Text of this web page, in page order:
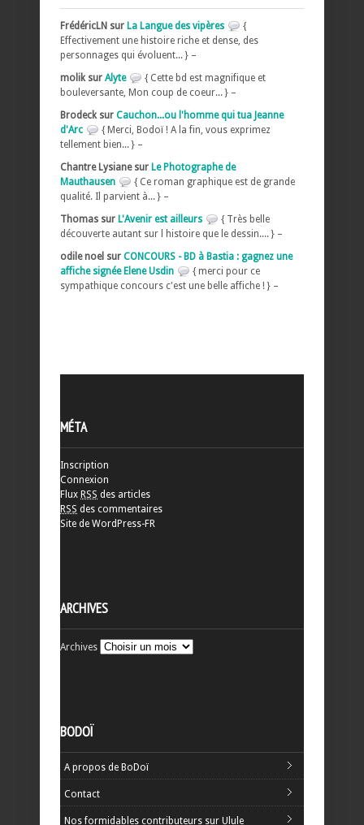
FrédéricLN sur La Langue des vipères
{
Effectivement une histoire riche et dense, des
personnages qui évoluent... } –
molik sur Alyte
{ Cette bd est magnifique et
bouleversante, Mon coup de coeur... } –
Brodeck sur Cauchon...ou l'homme qui tua Jeanne
d'Arc
{ Merci, Bodoï ! A la fin, vous exprimez
tellement bien... } –
Chantre Lysiane sur Le Photographe de
Mauthausen
{ Ce roman graphique est de grande
qualité. Il parvient à... } –
Thomas sur L'Avenir est ailleurs
{ Très belle
découverte autant sur l histoire que le dessin.... } –
odile noel sur CONCOURS - BD à Bastia : gagnez une
affiche signée Elene Usdin
{ merci pour ce
sympathique concours c'est une belle affiche ! } –
MÉTA
Inscription
Connexion
Flux RSS des articles
RSS des commentaires
Site de WordPress-FR
ARCHIVES
Archives
BODOÏ
A propos de BoDoï
Contact
Nos formidables contributeurs sur Ulule